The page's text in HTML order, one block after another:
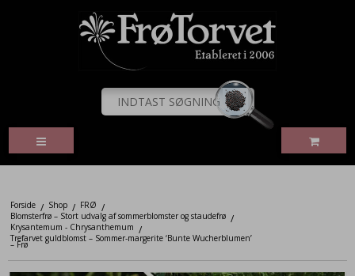
Forside / Shop / FRØ /
Blomsterfrø – Stort udvalg af sommerblomster og staudefrø /
Krysantemum - Chrysanthemum /
Trefarvet guldblomst – Sommer-margerite ‘Bunte Wucherblumen’
– Frø